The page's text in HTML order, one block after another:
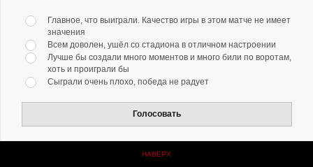
Главное, что выиграли. Качество игры в этом матче не имеет
значения
Всем доволен, ушёл со стадиона в отличном настроении
Лучше бы создали много моментов и много били по воротам,
хоть и проиграли бы
Сыграли очень плохо, победа не радует
Голосовать
НАВЕРХ